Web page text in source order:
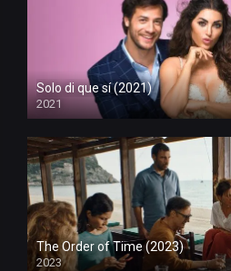
Solo di que sí (2021)
2021
The Order of Time (2023)
2023